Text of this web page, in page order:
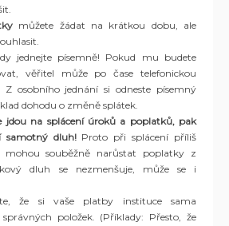
můžete žádat na krátkou dobu, ale
jednejte písemně! Pokud mu budete
věřitel může po čase telefonickou
osobního jednání si odneste písemný
dohodu o změně splátek.
jdou na splácení úroků a poplatků, pak
samotný dluh! Proto při splácení příliš
mohou souběžně narůstat poplatky z
dluh se nezmenšuje, může se i
že si vaše platby instituce sama
položek. (Příklady: Přesto, že